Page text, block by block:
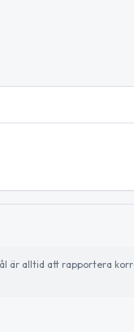
är alltid att rapportera